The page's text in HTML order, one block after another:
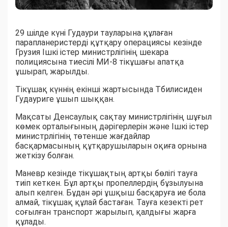
29 шілде күні Гудаури тауларына құлаған
парапланеристерді құтқару операциясы кезінде
Грузия Ішкі істер министрлігінің шекара
полициясына тиесілі МИ-8 тікұшағы апатқа
ұшырап, жарылды.
Тікұшақ күннің екінші жартысында Тбилисиден
Гудауриге ұшып шыққан.
Мақсаты Денсаулық сақтау министрлігінің шұғыл
көмек орталығының дәрігерлерін және Ішкі істер
министрлігінің төтенше жағдайлар
басқармасының құтқарушыларын оқиға орнына
жеткізу болған.
Маневр кезінде тікұшақтың артқы бөлігі тауға
тиіп кеткен. Бұл артқы пропеллердің бұзылуына
алып келген. Бұдан әрі ұшқыш басқаруға ие бола
алмай, тікұшақ құлай бастаған. Тауға кезекті рет
соғылған транспорт жарылып, қалдығы жарға
құлады.